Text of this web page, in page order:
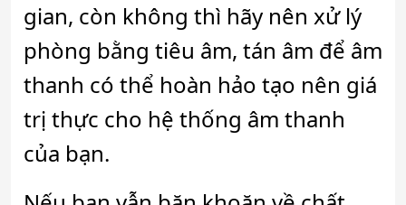
gian, còn không thì hãy nên xử lý
phòng bằng tiêu âm, tán âm để âm
thanh có thể hoàn hảo tạo nên giá
trị thực cho hệ thống âm thanh
của bạn.